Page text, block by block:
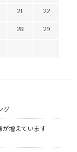
21
22
28
29
グ
増えています